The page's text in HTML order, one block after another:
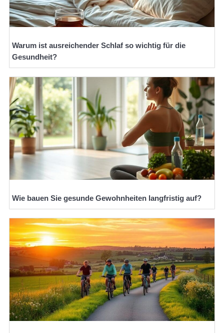
Warum ist ausreichender Schlaf so wichtig für die
Gesundheit?
Wie bauen Sie gesunde Gewohnheiten langfristig auf?